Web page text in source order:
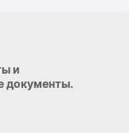
и
документы.